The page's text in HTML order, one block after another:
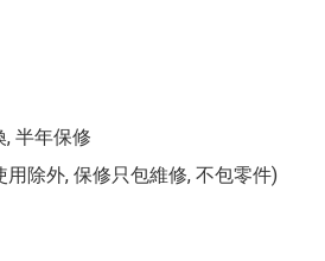
半年保修
除外, 保修只包維修, 不包零件)